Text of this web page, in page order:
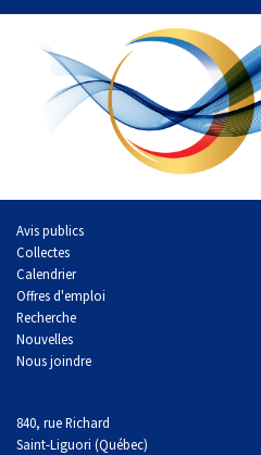
Avis publics
Collectes
Calendrier
Offres d'emploi
Recherche
Nouvelles
Nous joindre
840, rue Richard
Saint-Liguori (Québec)